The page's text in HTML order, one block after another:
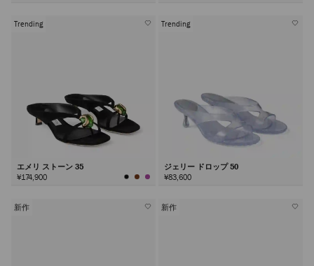
Trending
エメリ ストーン 35
¥174,900
Trending
ジェリー ドロップ 50
¥83,600
新作 新作